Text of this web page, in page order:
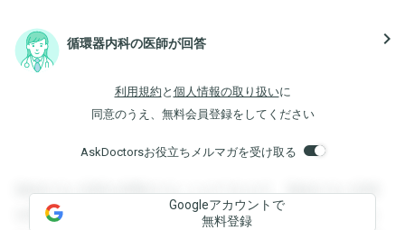
循環器内科の医師が回答 navigate_next
利用規約 と 個人情報の取り扱いに
同意のうえ、無料会員登録をしてください
AskDoctorsお役立ちメルマガを受け取る
登録すると回答を閲覧することができます。登録すると回答
を閲覧することができます。登録すると回答を閲覧すること
Googleアカウントで
無料登録